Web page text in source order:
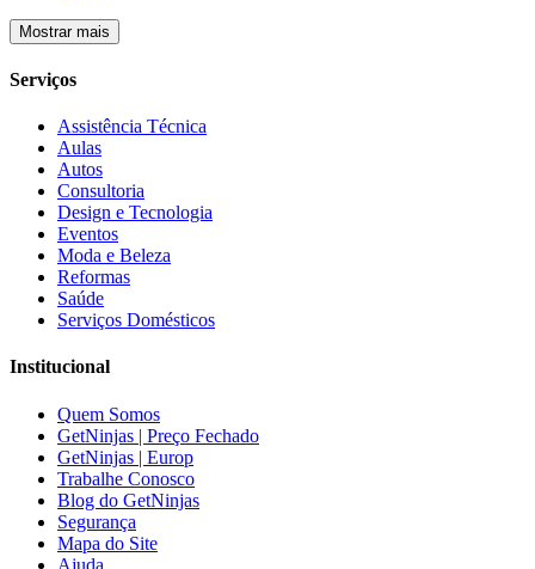
Mostrar mais
Serviços
Assistência Técnica
Aulas
Autos
Consultoria
Design e Tecnologia
Eventos
Moda e Beleza
Reformas
Saúde
Serviços Domésticos
Institucional
Quem Somos
GetNinjas | Preço Fechado
GetNinjas | Europ
Trabalhe Conosco
Blog do GetNinjas
Segurança
Mapa do Site
Ajuda